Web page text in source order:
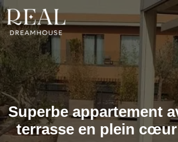
Superbe appartement
terrasse en plein